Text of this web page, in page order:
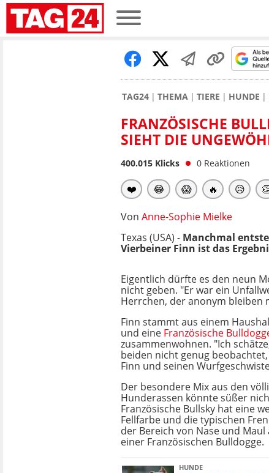
TAG24 THEMA TIERE HUNDE
FRANZÖSISCHE
SIEHT DIE
400.015 Klicks 0 Reaktionen
❤️ 😂 😱 🔥 😥
Von Anne-Sophie Mielke
Texas (USA) - Manchmal
Vierbeiner Finn ist das
Eigentlich dürfte es den neun
nicht geben. "Er war ein
Herrchen, der anonym bleiben
Finn stammt aus einem
und eine Französische
zusammenwohnen. "Ich
beiden nicht genug
Finn und seinen
Der besondere Mix aus den
Hunderassen könnte süßer
Französische Bullsky hat eine
Fellfarbe und die typischen
der Bereich von Nase und
einer Französischen Bulldogge.
HUNDE